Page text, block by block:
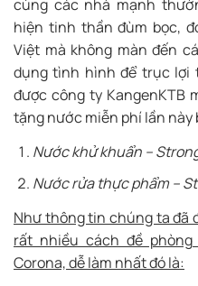
cùng các nhà mạnh
hiện tinh thần đùm bọc,
Việt mà không màn đến
dụng tình hình để trục lợi
được công ty KangenKTB
tặng nước miễn phí lần này
Nước khử khuẩn –
Nước rửa thực phẩm –
Như thông tin chúng ta đã
rất nhiều cách đề
Corona, dễ làm nhất đó là: